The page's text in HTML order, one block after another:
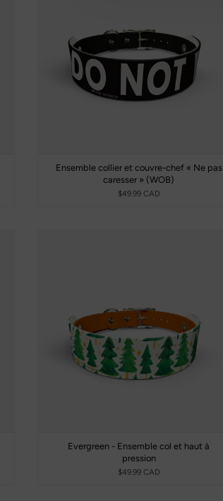
Ensemble collier et couvre-chef « Ne pas
caresser » (WOB)
$49.99 CAD
Evergreen - Ensemble col et haut à
pression
$49.99 CAD